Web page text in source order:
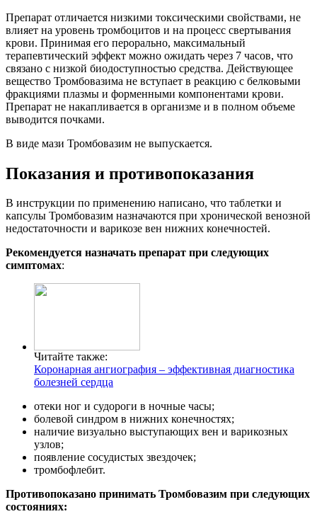
Препарат отличается низкими токсическими свойствами, не
влияет на уровень тромбоцитов и на процесс свертывания
крови. Принимая его перорально, максимальный
терапевтический эффект можно ожидать через 7 часов, что
связано с низкой биодоступностью средства. Действующее
вещество Тромбовазима не вступает в реакцию с белковыми
фракциями плазмы и форменными компонентами крови.
Препарат не накапливается в организме и в полном объеме
выводится почками.
В виде мази Тромбовазим не выпускается.
Показания и противопоказания
В инструкции по применению написано, что таблетки и
капсулы Тромбовазим назначаются при хронической венозной
недостаточности и варикозе вен нижних конечностей.
Рекомендуется назначать препарат при следующих
симптомах:
Читайте также:
Коронарная ангиография – эффективная диагностика
болезней сердца
отеки ног и судороги в ночные часы;
болевой синдром в нижних конечностях;
наличие визуально выступающих вен и варикозных
узлов;
появление сосудистых звездочек;
тромбофлебит.
Противопоказано принимать Тромбовазим при следующих
состояниях: